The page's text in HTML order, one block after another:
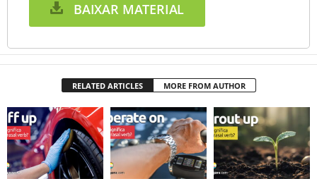
BAIXAR MATERIAL
RELATED ARTICLES MORE FROM AUTHOR